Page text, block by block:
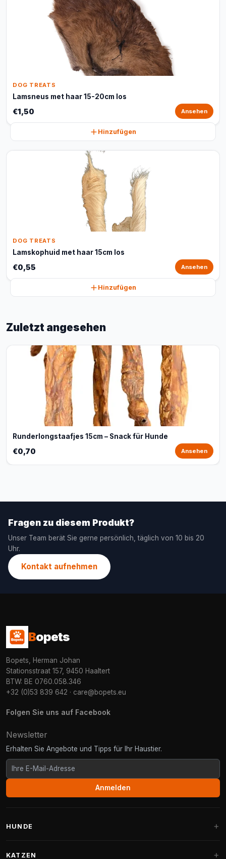
DOG TREATS
Lamsneus met haar 15-20cm los
€1,50 Ansehen
Hinzufügen
DOG TREATS
Lamskophuid met haar 15cm los
€0,55 Ansehen
Hinzufügen
Zuletzt angesehen
Runderlongstaafjes 15cm – Snack für Hunde
€0,70 Ansehen
Fragen zu diesem Produkt?
Unser Team berät Sie gerne persönlich, täglich von 10 bis 20
Uhr.
Kontakt aufnehmen
Bopets
Bopets, Herman Johan
Stationsstraat 157, 9450 Haaltert
BTW: BE 0760.058.346
+32 (0)53 839 642 · care@bopets.eu
Folgen Sie uns auf Facebook
Newsletter
Erhalten Sie Angebote und Tipps für Ihr Haustier.
Anmelden
HUNDE
KATZEN